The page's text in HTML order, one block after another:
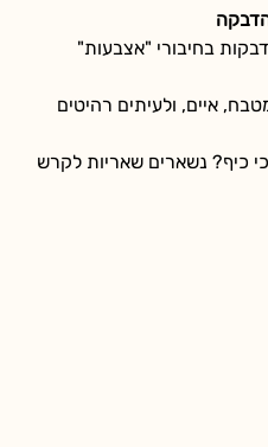
בחיבורי "אצבעות"
איים, ולעיתים רהיטים
כיף? נשארים שאריות לקרש